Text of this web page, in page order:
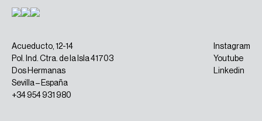
Acueducto, 12-14
Pol. Ind. Ctra. de la Isla 41703
Dos Hermanas
Sevilla – España
+34 954 931 980
Instagram
Youtube
Linkedin